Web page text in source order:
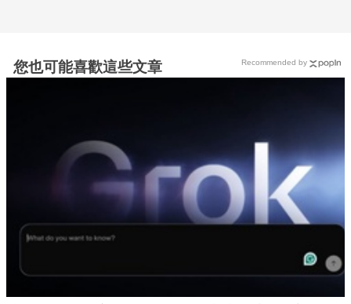
您也可能喜歡這些文章 Recommended by